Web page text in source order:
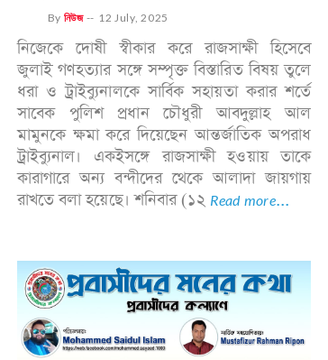
By নিউজ-- 12 July, 2025
নিজেকে দোষী স্বীকার করে রাজসাক্ষী হিসেবে
জুলাই গণহত্যার সঙ্গে সম্পৃক্ত বিস্তারিত বিষয় তুলে
ধরা ও ট্রাইব্যুনালকে সার্বিক সহায়তা করার শর্তে
সাবেক পুলিশ প্রধান চৌধুরী আবদুল্লাহ আল
মামুনকে ক্ষমা করে দিয়েছেন আন্তর্জাতিক অপরাধ
ট্রাইব্যুনাল। একইসঙ্গে রাজসাক্ষী হওয়ায় তাকে
কারাগারে অন্য বন্দীদের থেকে আলাদা জায়গায়
রাখতে বলা হয়েছে। শনিবার (১২ Read more...